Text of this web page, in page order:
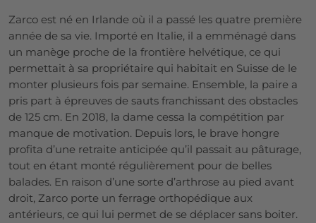
Zarco est né en Irlande où il a passé les quatre première
année de sa vie. Importé en Italie, il a emménagé dans
un manège proche de la frontière helvétique, ce qui
permettait à sa propriétaire qui habitait en Suisse de le
monter plusieurs fois par semaine. Ensemble, la paire a
pris part à épreuves de sauts franchissant des obstacles
de 125 cm. En 2018, la dame cessa la compétition par
manque de motivation. Depuis lors, le brave hongre
profita d’une retraite anticipée qu’il passait au pâturage,
tout en étant monté régulièrement pour de belles
balades. En raison d’une sorte d’arthrose au pied avant
droit, Zarco porte un ferrage orthopédique aux
antérieurs, ce qui lui permet de se déplacer sans boiter.